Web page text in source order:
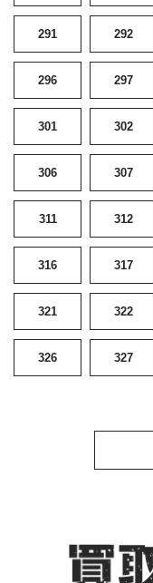
291 292
296 297
301 302
306 307
311 312
316 317
321 322
326 327